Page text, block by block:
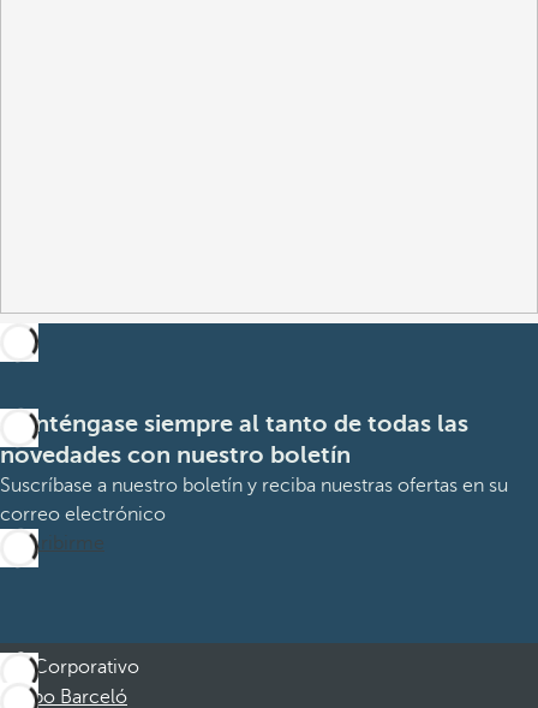
Manténgase siempre al tanto de todas las
novedades con nuestro boletín
Suscríbase a nuestro boletín y reciba nuestras ofertas en su
correo electrónico
Suscribirme
Corporativo
Grupo Barceló